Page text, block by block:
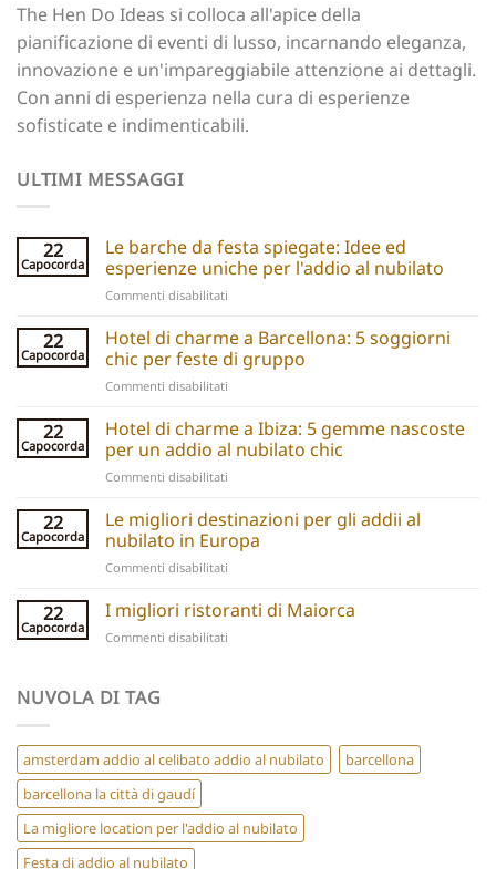
The Hen Do Ideas si colloca all'apice della
pianificazione di eventi di lusso, incarnando eleganza,
innovazione e un'impareggiabile attenzione ai dettagli.
Con anni di esperienza nella cura di esperienze
sofisticate e indimenticabili.
ULTIMI MESSAGGI
22
Capocorda
Le barche da festa spiegate: Idee ed
esperienze uniche per l'addio al nubilato
Commenti disabilitati
boats
explained:
Unique
ideas
and
22
Capocorda
Hotel di charme a Barcellona: 5 soggiorni
chic per feste di gruppo
Commenti disabilitati
Boutique
Hotels:
5
for
Group
Parties
22
Capocorda
Hotel di charme a Ibiza: 5 gemme nascoste
per un addio al nubilato chic
Commenti disabilitati
Boutique
Hotels:
5
for
22
Capocorda
Le migliori destinazioni per gli addii al
nubilato in Europa
Commenti disabilitati
Hen
Do
22
Capocorda
I migliori ristoranti di Maiorca
Commenti disabilitati
NUVOLA DI TAG
amsterdam addio al celibato addio al nubilato
barcellona
barcellona la città di gaudí
La migliore location per l'addio al nubilato
Festa di addio al nubilato